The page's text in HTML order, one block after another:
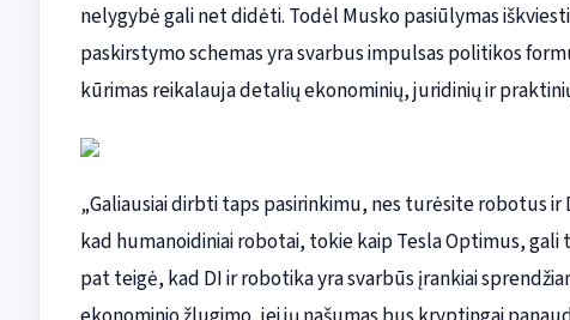
nelygybė gali net didėti. Todėl Musko pasiūlymas
paskirstymo schemas yra svarbus impulsas politikos
kūrimas reikalauja detalių ekonominių, juridinių ir
„Galiausiai dirbti taps pasirinkimu, nes turėsite robotus ir
kad humanoidiniai robotai, tokie kaip Tesla Optimus,
pat teigė, kad DI ir robotika yra svarbūs įrankiai